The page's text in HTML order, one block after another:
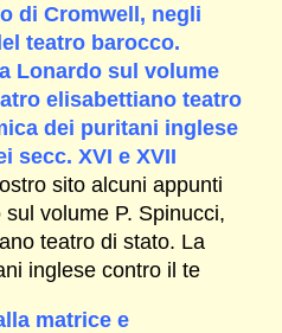
di Cromwell, negli
teatro barocco.
Lonardo sul volume
elisabettiano teatro
dei puritani inglese
secc. XVI e XVII
sito alcuni appunti
volume P. Spinucci,
teatro di stato. La
inglese contro il te
matrice e